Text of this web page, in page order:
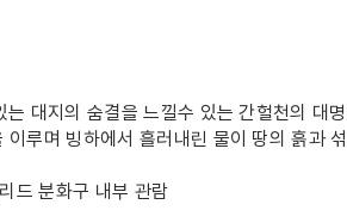
대지의 숨결을 느낄수 있는 간헐천의 대
루며 빙하에서 흘러내린 물이 땅의 흙과
드 분화구 내부 관람